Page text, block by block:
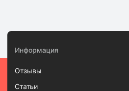
Информация
Отзывы
Статьи